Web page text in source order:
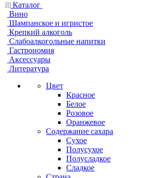
Каталог
Вино
Шампанское и игристое
Крепкий алкоголь
Слабоалкогольные напитки
Гастрономия
Аксессуары
Литература
Цвет
Красное
Белое
Розовое
Оранжевое
Содержание сахара
Сухое
Полусухое
Полусладкое
Сладкое